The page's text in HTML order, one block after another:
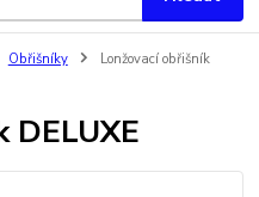
Obřišníky
Lonžovací obřišník
DELUXE